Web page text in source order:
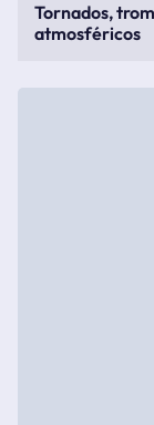
Tornados,
atmosféricos